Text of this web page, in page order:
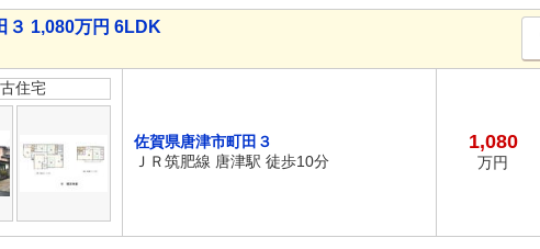
３ 1,080万円 6LDK
住宅
佐賀県唐津市町田３
ＪＲ筑肥線 唐津駅 徒歩10分
1,080
万円